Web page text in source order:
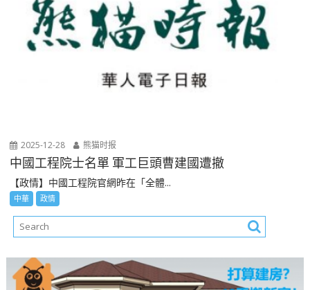
2025-12-28 熊猫时报
中國工程院士名單 軍工巨頭曹建國遭撤
【政情】中國工程院官網昨在「全體...
中華 政情